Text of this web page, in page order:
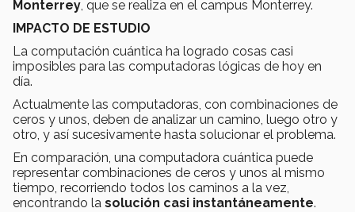
Monterrey, que se realiza en el campus Monterrey.
IMPACTO DE ESTUDIO
La computación cuántica ha logrado cosas casi
imposibles para las computadoras lógicas de hoy en
día.
Actualmente las computadoras, con combinaciones de
ceros y unos, deben de analizar un camino, luego otro y
otro, y así sucesivamente hasta solucionar el problema.
En comparación, una computadora cuántica puede
representar combinaciones de ceros y unos al mismo
tiempo, recorriendo todos los caminos a la vez,
encontrando la solución casi instantáneamente.